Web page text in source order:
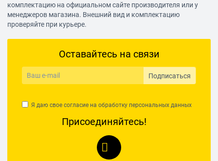
комплектацию на официальном сайте производителя или у
менеджеров магазина. Внешний вид и комплектацию
проверяйте при курьере.
Оставайтесь на связи
Подписаться
Я даю свое согласие на обработку персональных данных
Присоединяйтесь!